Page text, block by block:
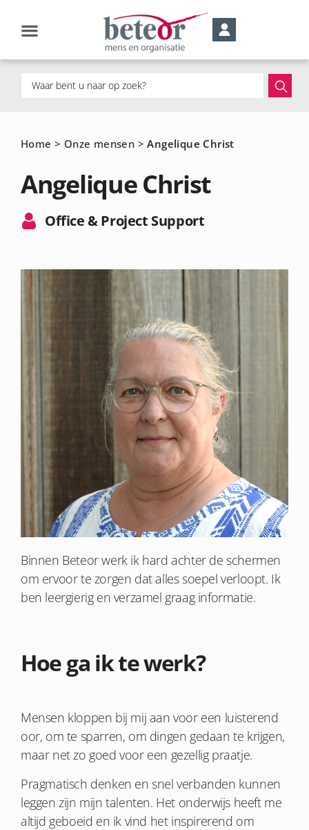
Home > Onze mensen >Angelique Christ
Angelique Christ
Office & Project Support
Binnen Beteor werk ik hard achter de schermen
om ervoor te zorgen dat alles soepel verloopt. Ik
ben leergierig en verzamel graag informatie.
Hoe ga ik te werk?
Mensen kloppen bij mij aan voor een luisterend
oor, om te sparren, om dingen gedaan te krijgen,
maar net zo goed voor een gezellig praatje.
Pragmatisch denken en snel verbanden kunnen
leggen zijn mijn talenten. Het onderwijs heeft me
altijd geboeid en ik vind het inspirerend om